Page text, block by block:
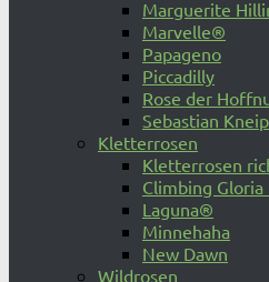
Marguerite
Marvelle®
Papageno
Piccadilly
Rose der
Sebastian
Kletterrosen
Kletterrosen
Climbing Gloria
Laguna®
Minnehaha
New Dawn
Wildrosen